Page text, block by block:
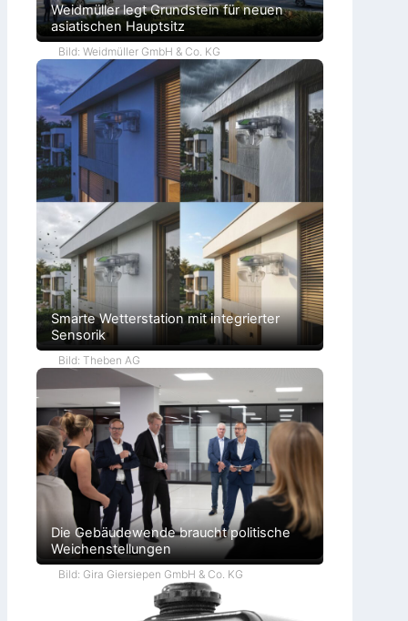
Weidmüller legt Grundstein für neuen
asiatischen Hauptsitz
Bild: Weidmüller GmbH & Co. KG
Smarte Wetterstation mit integrierter
Sensorik
Bild: Theben AG
Die Gebäudewende braucht politische
Weichenstellungen
Bild: Gira Giersiepen GmbH & Co. KG